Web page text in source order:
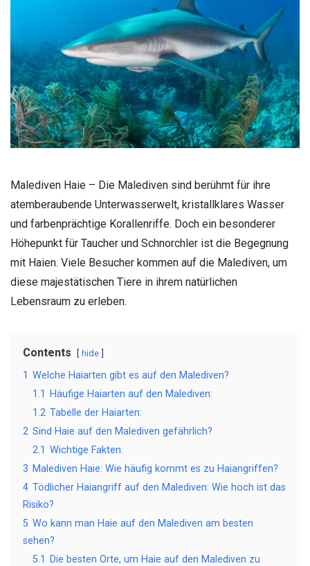
Malediven Haie – Die Malediven sind berühmt für ihre
atemberaubende Unterwasserwelt, kristallklares Wasser
und farbenprächtige Korallenriffe. Doch ein besonderer
Höhepunkt für Taucher und Schnorchler ist die Begegnung
mit Haien. Viele Besucher kommen auf die Malediven, um
diese majestätischen Tiere in ihrem natürlichen
Lebensraum zu erleben.
Contents hide
1 Welche Haiarten gibt es auf den Malediven?
1.1
Häufige Haiarten auf den Malediven:
1.2 Tabelle der Haiarten:
2 Sind Haie auf den Malediven gefährlich?
2.1 Wichtige Fakten:
3 Malediven Haie: Wie häufig kommt es zu Haiangriffen?
4 Tödlicher Haiangriff auf den Malediven: Wie hoch ist das
Risiko?
5 Wo kann man Haie auf den Malediven am besten
sehen?
5.1
Die besten Orte, um Haie auf den Malediven zu